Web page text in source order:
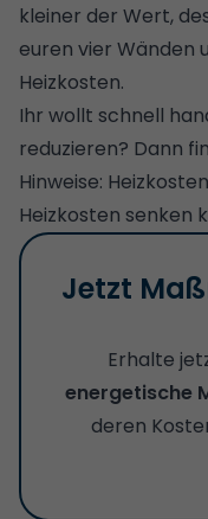
kleiner der Wert,
euren vier Wänden
Heizkosten.
Ihr wollt schnell
reduzieren? Dann
Hinweise:
Heizkosten senken
Jetzt
Erhalte
energetische
deren